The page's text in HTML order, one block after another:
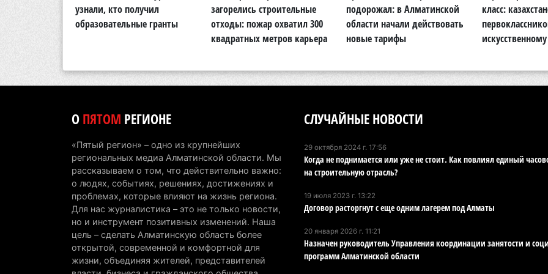
6
5
5
5
узнали, кто получил
образовательные гранты
загорелись строительные
отходы: пожар охватил 300
квадратных метров карьера
подорожал: в Алматинской
области начали действовать
новые тарифы
класс:
ОПЯТОМ РЕГИОНЕ
«Пятый регион» – одно из крупнейших
региональных медиа Алматинской области. Мы
рассказываем о том, что действительно важно:
о людях, событиях, решениях, достижениях и
проблемах, которые влияют на жизнь региона.
Для нас журналистика – это не только новости,
но и инструмент позитивных изменений. Наша
цель – сделать Алматинскую область более
открытой, современной и комфортной для
жизни, объединяя жителей, представителей
СЛУЧАЙНЫЕ НОВОСТИ
29 октября 2024 г. 17:56
Когда не поднимается или уже не стоит. Как повлиял единый
на строительную отрасль?
19 июля 2023 г. 13:22
Договор расторгнут с еще одним лагерем под Алматы
20 января 2026 г. 11:21
Назначен руководитель Управления координации занятости и
программ Алматинской области